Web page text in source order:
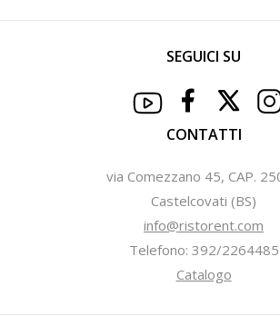
SEGUICI SU
CONTATTI
via Comezzano 45, CAP.
Castelcovati (BS)
info@ristorent.com
Telefono: 392/2264485
Catalogo